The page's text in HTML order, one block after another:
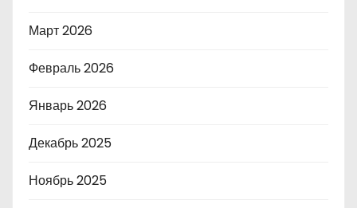
Март 2026
Февраль 2026
Январь 2026
Декабрь 2025
Ноябрь 2025